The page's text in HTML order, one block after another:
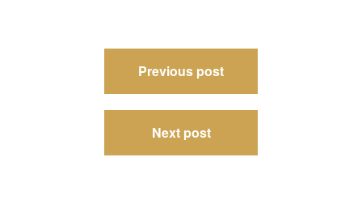
Previous post
Next post